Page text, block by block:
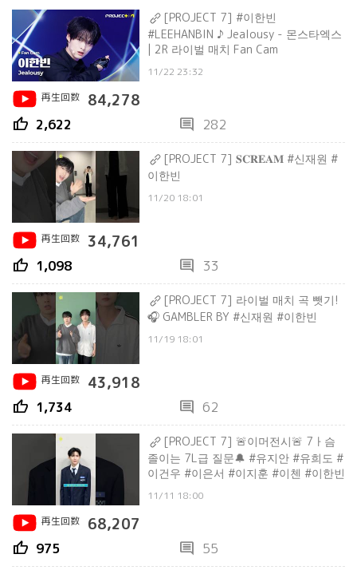
[PROJECT 7] #이한빈
#LEEHANBIN ♪ Jealousy - 몬스타엑스
| 2R 라이벌 매치 Fan Cam
11/22 23:32
再生回数
84,278
thumb_up 2,622 comment 282
[PROJECT 7] 𝐒𝐂𝐑𝐄𝐀𝐌 #신재원 #
이한빈
11/20 18:01
再生回数 34,761
thumb_up 1,098 comment 33
[PROJECT 7] 라이벌 매치 곡 뺏기!
🎧 GAMBLER BY #신재원 #이한빈
11/19 18:01
再生回数 43,918
thumb_up 1,734 comment 62
[PROJECT 7] 🚨이머전시🚨 7ㅏ슴
졸이는 7L급 질문🔔 #유지안 #유희도 #
이건우 #이은서 #이지훈 #이첸 #이한빈
11/11 18:00
再生回数
68,207
thumb_up 975 comment 55